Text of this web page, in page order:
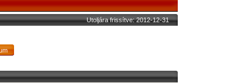
Utoljára frissítve: 2012-12-31